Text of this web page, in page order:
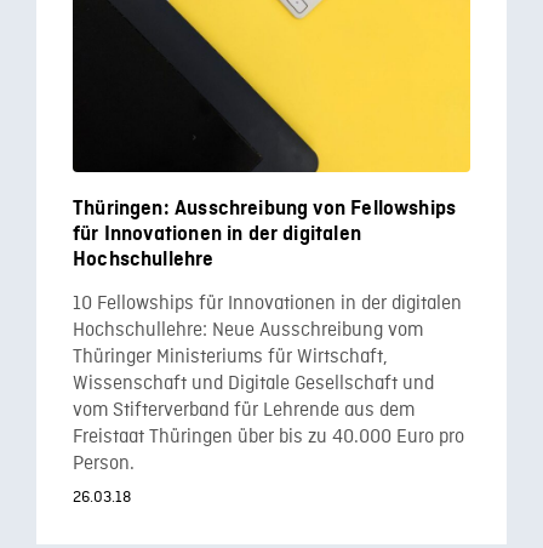
Thüringen: Ausschreibung von Fellowships
für Innovationen in der digitalen
Hochschullehre
10 Fellowships für Innovationen in der digitalen
Hochschullehre: Neue Ausschreibung vom
Thüringer Ministeriums für Wirtschaft,
Wissenschaft und Digitale Gesellschaft und
vom Stifterverband für Lehrende aus dem
Freistaat Thüringen über bis zu 40.000 Euro pro
Person.
26.03.18